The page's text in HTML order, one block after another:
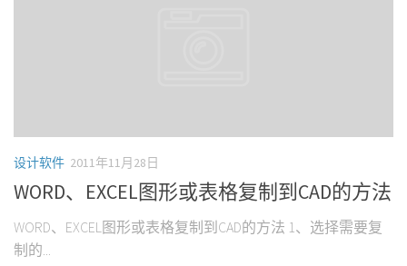
设计软件 2011年11月28日
WORD、EXCEL图形或表格复制到CAD的方法
WORD、EXCEL图形或表格复制到CAD的方法 1、选择需要复
制的...